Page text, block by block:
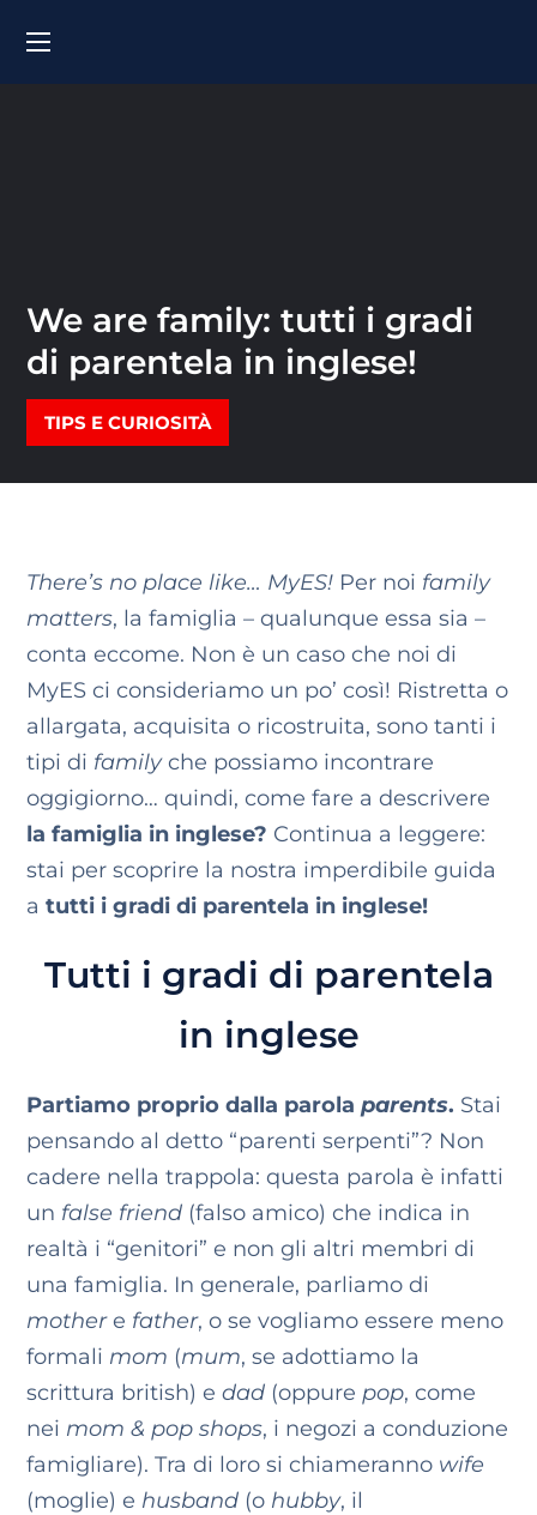
We are family: tutti i gradi
di parentela in inglese!
TIPS E CURIOSITÀ
There’s no place like… MyES! Per noi family
matters, la famiglia – qualunque essa sia –
conta eccome. Non è un caso che noi di
MyES ci consideriamo un po’ così! Ristretta o
allargata, acquisita o ricostruita, sono tanti i
tipi di familyche possiamo incontrare
oggigiorno… quindi, come fare a descrivere
la famiglia in inglese? Continua a leggere:
stai per scoprire la nostra imperdibile guida
atutti i gradi di parentela in inglese!
Tutti i gradi di parentela
in inglese
Partiamo proprio dalla parolaparents. Stai
pensando al detto “parenti serpenti”? Non
cadere nella trappola: questa parola è infatti
un false friend (falso amico) che indica in
realtà i “genitori” e non gli altri membri di
una famiglia. In generale, parliamo di
mothere father, o se vogliamo essere meno
formali mom (mum, se adottiamo la
scrittura british) edad (oppure pop, come
nei mom & pop shops, i negozi a conduzione
famigliare). Tra di loro si chiameranno wife
(moglie) e husband (o hubby, il